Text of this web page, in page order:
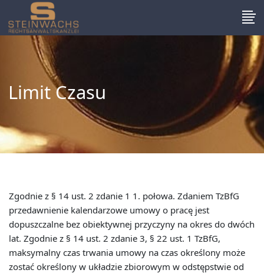
Limit Czasu
Zgodnie z § 14 ust. 2 zdanie 1 1. połowa. Zdaniem TzBfG
przedawnienie kalendarzowe umowy o pracę jest
dopuszczalne bez obiektywnej przyczyny na okres do dwóch
lat. Zgodnie z § 14 ust. 2 zdanie 3, § 22 ust. 1 TzBfG,
maksymalny czas trwania umowy na czas określony może
zostać określony w układzie zbiorowym w odstępstwie od